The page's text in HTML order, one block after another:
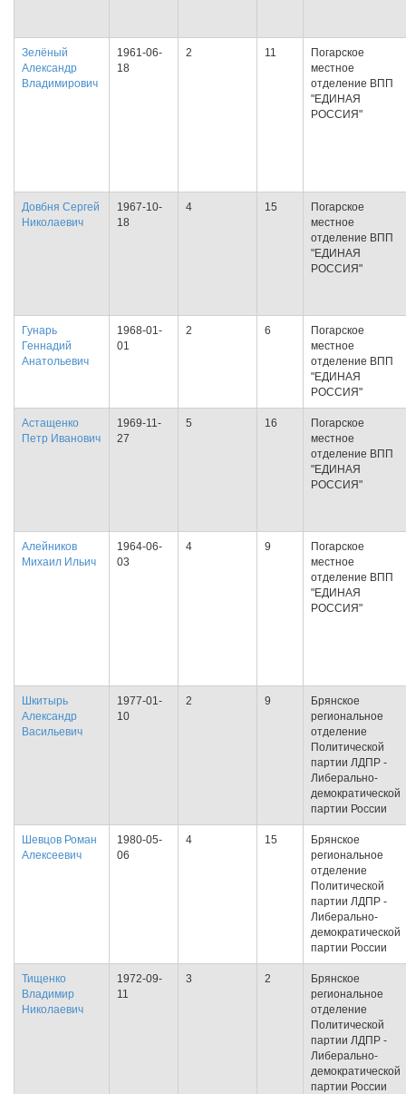
Зелёный
Александр
Владимирович
1961-06-
18
2 11
Погарское
местное
отделение ВПП
"ЕДИНАЯ
РОССИЯ"
Довбня Сергей
Николаевич
1967-10-
18
4 15
Погарское
местное
отделение ВПП
"ЕДИНАЯ
РОССИЯ"
Гунарь
Геннадий
Анатольевич
1968-01-
01
2 6
Погарское
местное
отделение ВПП
"ЕДИНАЯ
РОССИЯ"
Астащенко
Петр Иванович
1969-11-
27
5 16
Погарское
местное
отделение ВПП
"ЕДИНАЯ
РОССИЯ"
Алейников
Михаил Ильич
1964-06-
03
4 9
Погарское
местное
отделение ВПП
"ЕДИНАЯ
РОССИЯ"
Шкитырь
Александр
Васильевич
1977-01-
10
2 9
Брянское
региональное
отделение
Политической
партии ЛДПР -
Либерально-
демократической
партии России
Шевцов Роман
Алексеевич
1980-05-
06
4 15
Брянское
региональное
отделение
Политической
партии ЛДПР -
Либерально-
демократической
партии России
Тищенко
Владимир
Николаевич
1972-09-
11
3 2
Брянское
региональное
отделение
Политической
партии ЛДПР -
Либерально-
демократической
партии России